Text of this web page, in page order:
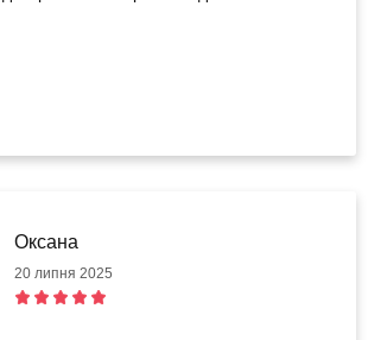
Оксана
20 липня 2025